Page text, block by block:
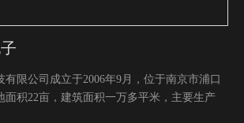
限公司成立于2006年9月，位于南京市浦口
面积22亩，建筑面积一万多平米，主要生产